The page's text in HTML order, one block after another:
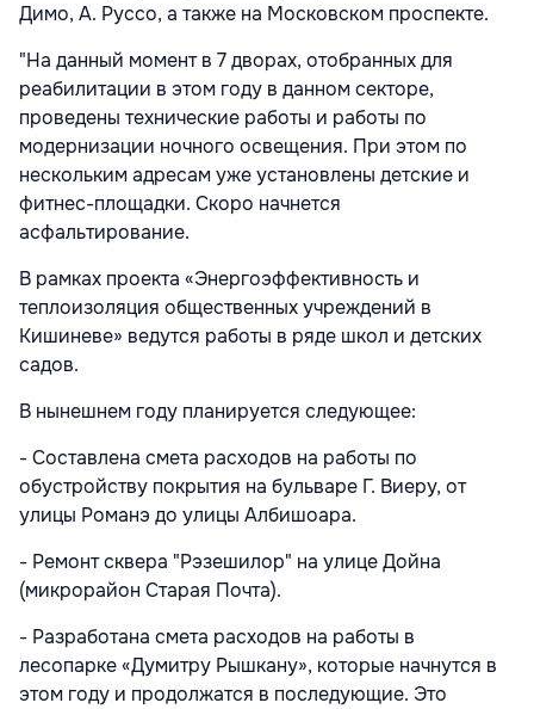
Димо, А. Руссо, а также на Московском проспекте.
"На данный момент в 7 дворах, отобранных для
реабилитации в этом году в данном секторе,
проведены технические работы и работы по
модернизации ночного освещения. При этом по
нескольким адресам уже установлены детские и
фитнес-площадки. Скоро начнется
асфальтирование.
В рамках проекта «Энергоэффективность и
теплоизоляция общественных учреждений в
Кишиневе» ведутся работы в ряде школ и детских
садов.
В нынешнем году планируется следующее:
- Составлена смета расходов на работы по
обустройству покрытия на бульваре Г. Виеру, от
улицы Романэ до улицы Албишоара.
- Ремонт сквера "Рэзешилор" на улице Дойна
(микрорайон Старая Почта).
- Разработана смета расходов на работы в
лесопарке «Думитру Рышкану», которые начнутся в
этом году и продолжатся в последующие. Это